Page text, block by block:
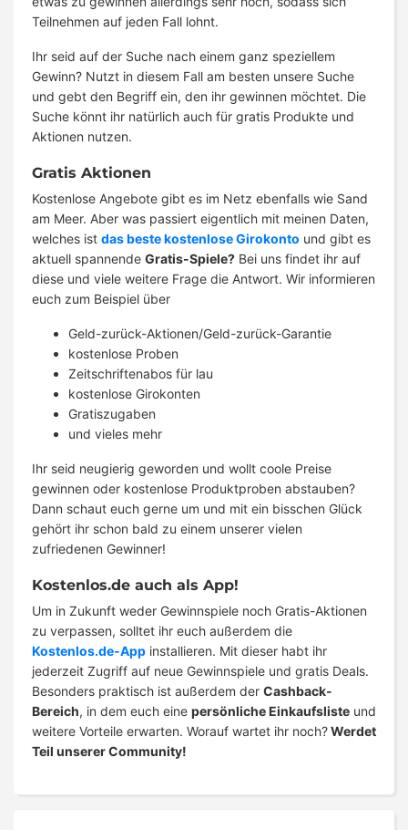
Teilnehmen auf jeden Fall lohnt.
Ihr seid auf der Suche nach einem ganz speziellem
Gewinn? Nutzt in diesem Fall am besten unsere Suche
und gebt den Begriff ein, den ihr gewinnen möchtet. Die
Suche könnt ihr natürlich auch für gratis Produkte und
Aktionen nutzen.
Gratis Aktionen
Kostenlose Angebote gibt es im Netz ebenfalls wie Sand
am Meer. Aber was passiert eigentlich mit meinen Daten,
welches ist das beste kostenlose Girokonto und gibt es
aktuell spannende Gratis-Spiele? Bei uns findet ihr auf
diese und viele weitere Frage die Antwort. Wir informieren
euch zum Beispiel über
Geld-zurück-Aktionen/Geld-zurück-Garantie
kostenlose Proben
Zeitschriftenabos für lau
kostenlose Girokonten
Gratiszugaben
und vieles mehr
Ihr seid neugierig geworden und wollt coole Preise
gewinnen oder kostenlose Produktproben abstauben?
Dann schaut euch gerne um und mit ein bisschen Glück
gehört ihr schon bald zu einem unserer vielen
zufriedenen Gewinner!
Kostenlos.de auch als App!
Um in Zukunft weder Gewinnspiele noch Gratis-Aktionen
zu verpassen, solltet ihr euch außerdem die
Kostenlos.de-App installieren. Mit dieser habt ihr
jederzeit Zugriff auf neue Gewinnspiele und gratis Deals.
Besonders praktisch ist außerdem der Cashback-
Bereich, in dem euch eine persönliche Einkaufsliste und
weitere Vorteile erwarten. Worauf wartet ihr noch?Werdet
Teil unserer Community!